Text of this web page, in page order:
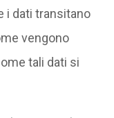
i dati transitano
vengono
tali dati si